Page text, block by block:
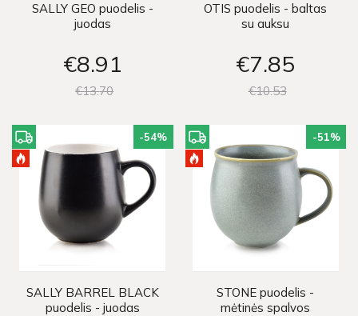
SALLY GEO puodelis -
juodas
€8 91
€1370
OTIS puodelis - baltas
su auksu
€7 85
€1053
-54%
SALLY BARREL BLACK
puodelis - juodas
-51%
STONE puodelis -
mėtinės spalvos